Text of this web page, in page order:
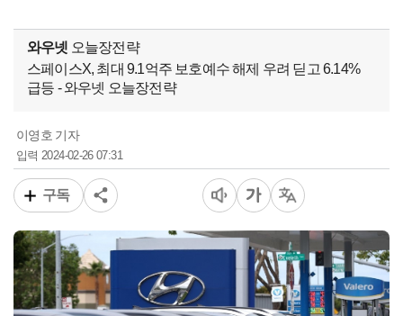
와우넷 오늘장전략
스페이스X, 최대 9.1억주 보호예수 해제 우려 딛고 6.14%
급등 - 와우넷 오늘장전략
이영호 기자
입력2024-02-26 07:31
구독